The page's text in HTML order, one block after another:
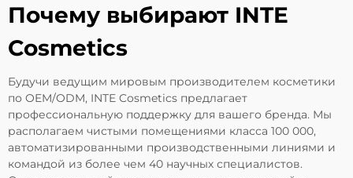
Почему выбирают INTE
Cosmetics
Будучи ведущим мировым производителем косметики
по OEM/ODM, INTE Cosmetics предлагает
профессиональную поддержку для вашего бренда. Мы
располагаем чистыми помещениями класса 100 000,
автоматизированными производственными линиями и
командой из более чем 40 научных специалистов.